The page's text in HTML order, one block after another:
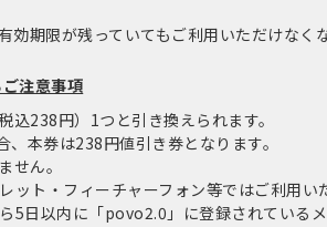
期限が残っていてもご利用いただけなくな
注意事項
238円）1つと引き換えられます。
本券は238円値引き券となります。
ん。
ト・フィーチャーフォン等ではご利用い
日以内に「povo2.0」に登録されているメ